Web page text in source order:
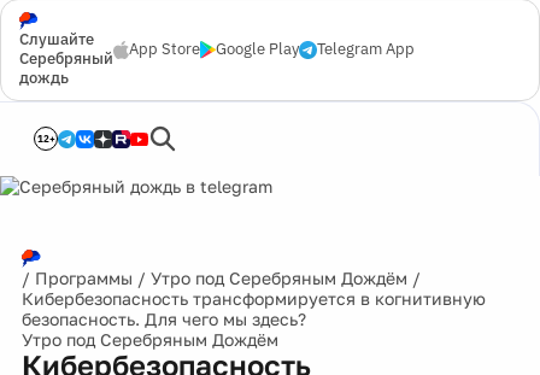
Слушайте
Серебряный
дождь
App Store Google Play Telegram App
12+
/ Программы / Утро под Серебряным Дождём /
Кибербезопасность трансформируется в когнитивную
безопасность. Для чего мы здесь?
Утро под Серебряным Дождём
Кибербезопасность